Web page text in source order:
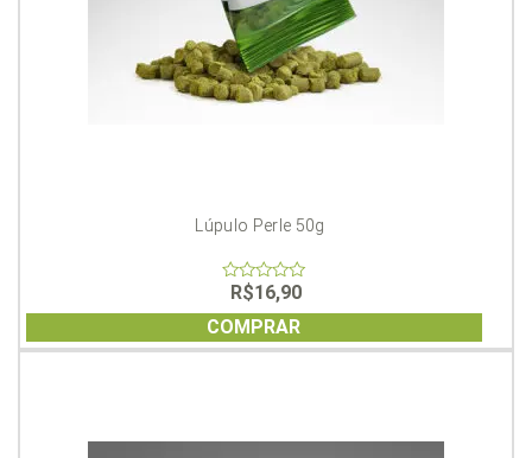
Lúpulo Perle 50g
of
5
R$16,90
COMPRAR